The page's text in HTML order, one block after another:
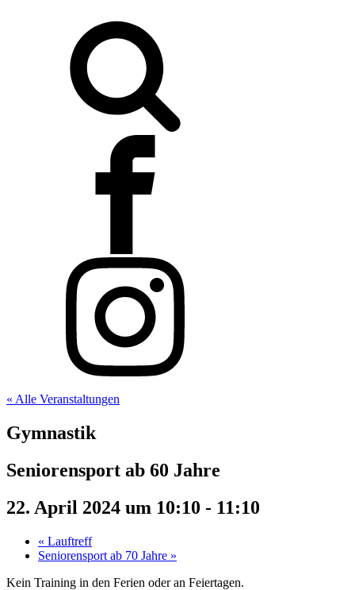
« Alle Veranstaltungen
Gymnastik
Seniorensport ab 60 Jahre
22. April 2024 um 10:10 - 11:10
« Lauftreff
Seniorensport ab 70 Jahre »
Kein Training in den Ferien oder an Feiertagen.